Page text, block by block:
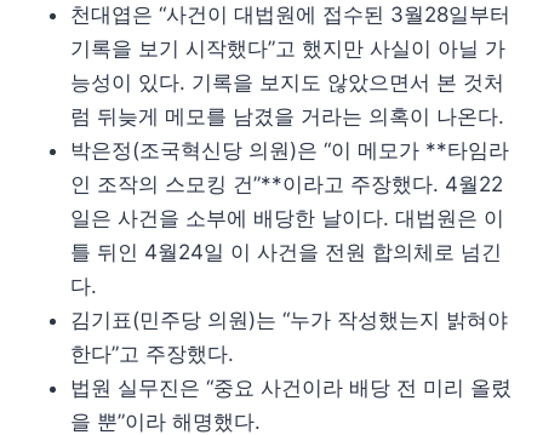
천대엽은 “사건이 대법원에 접수된 3월28일부터
기록을 보기 시작했다”고 했지만 사실이 아닐 가
능성이 있다. 기록을 보지도 않았으면서 본 것처
럼 뒤늦게 메모를 남겼을 거라는 의혹이 나온다.
박은정(조국혁신당 의원)은 “이 메모가 **타임라
인 조작의 스모킹 건”**이라고 주장했다. 4월22
일은 사건을 소부에 배당한 날이다. 대법원은 이
틀 뒤인 4월24일 이 사건을 전원 합의체로 넘긴
다.
김기표(민주당 의원)는 “누가 작성했는지 밝혀야
한다”고 주장했다.
법원 실무진은 “중요 사건이라 배당 전 미리 올렸
을 뿐”이라 해명했다.